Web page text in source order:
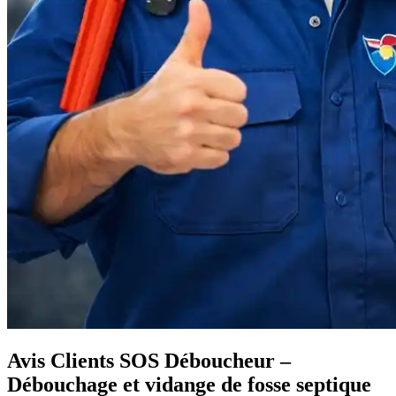
Avis Clients SOS Déboucheur –
Débouchage et vidange de fosse septique